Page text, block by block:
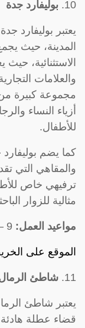
10. بوليفارد جدة
يعتبر بوليفارد
المدينة، حيث
الاستثنائية، حيث
والعلامات
مجموعة كبيرة
أزياء النساء
للأطفال.
كما يضم
والمقاهي التي
ترفيهي خاص
مثالية للزوار
مواعيد العمل:
الموقع على
11. شاطئ
يعتبر شاطئ
قضاء عطلة